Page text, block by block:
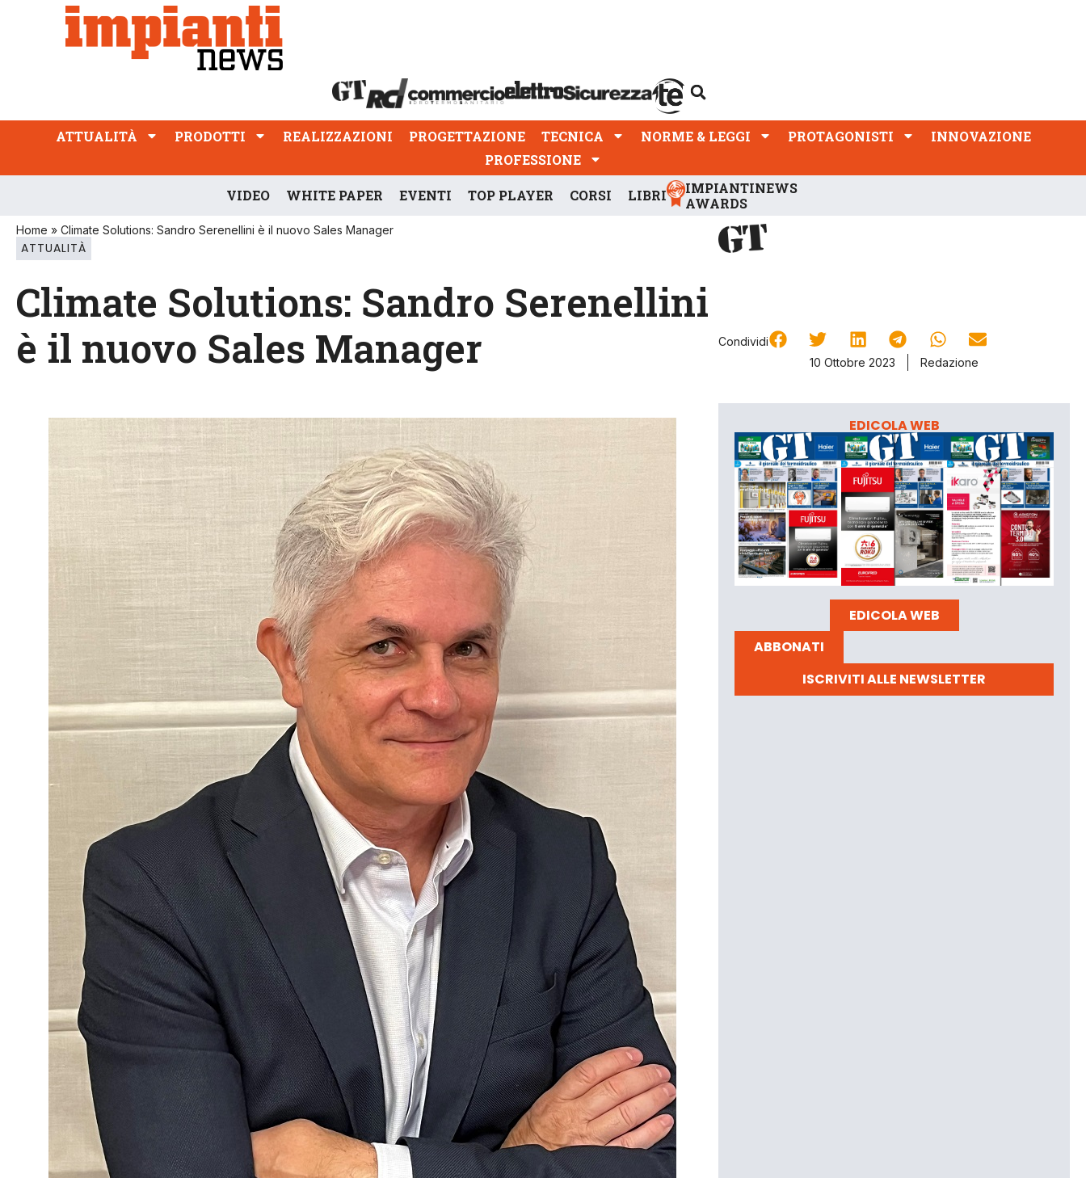
ATTUALITÀ PRODOTTI REALIZZAZIONI
PROFESSIONE
ATTUALITÀ PRODOTTI REALIZZAZIONI PROGETTAZIONE TECNICA NORME & LEGGI PROTAGONISTI
INNOVAZIONE
PROFESSIONE
VIDEO WHITE PAPER EVENTI TOP PLAYER CORSI LIBRI
IMPIANTINEWS
AWARDS
Home » Climate Solutions: Sandro Serenellini è il nuovo Sales Manager
ATTUALITÀ
Climate Solutions: Sandro Serenellini
è il nuovo Sales Manager
Condividi
10 Ottobre 2023
Redazione
EDICOLA WEB
EDICOLA WEB
ABBONATI
ISCRIVITI ALLE NEWSLETTER